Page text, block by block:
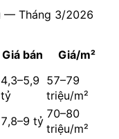
— Tháng 3/2026
Giá bán
Giá/m²
4,3–5,9
tỷ
57–79
triệu/m²
7,8–9 tỷ
70–80
triệu/m²